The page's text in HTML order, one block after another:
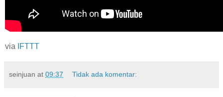
via IFTTT
seinjuan at 09:37 Tidak ada komentar: